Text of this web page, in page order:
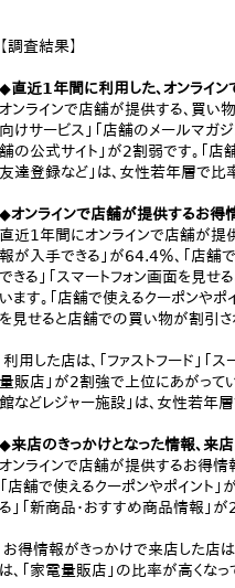
【調査結果】
◆直近1年間に利用した、オンライ
オンラインで店舗が提供する、買い
向けサービス」「店舗のメールマガ
舗の公式サイト」が2割弱です。「店
友達登録など」は、女性若年層で比
◆オンラインで店舗が提供するお得
直近1年間にオンラインで店舗が提
報が入手できる」が64.4％、「店舗
できる」「スマートフォン画面を見
います。「店舗で使えるクーポンやポ
を見せると店舗での買い物が割引さ
利用した店は、「ファストフード」「
量販店」が2割強で上位にあがってい
館などレジャー施設」は、女性若年
◆来店のきっかけとなった情報、来
オンラインで店舗が提供するお得情
「店舗で使えるクーポンやポイン
る」「新商品・おすすめ商品情報」
お得情報がきっかけで来店した店は
は、「家電量販店」の比率が高くな